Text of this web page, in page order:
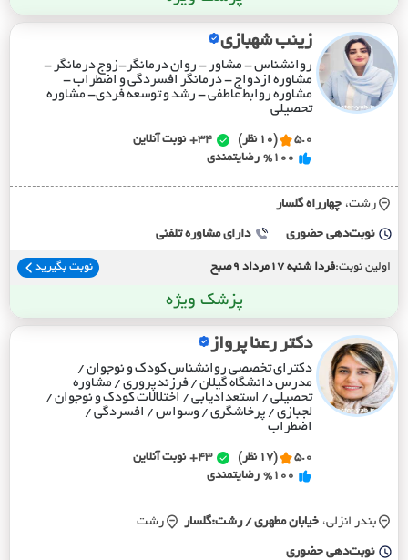
زینب شهبازی
روانشناس - مشاور - روان درمانگر-زوج درمانگر -
مشاوره ازدواج - درمانگر افسردگی و اضطراب -
مشاوره روابط عاطفی - رشد و توسعه فردی- مشاوره
تحصیلی
5.0 (10 نظر) 34+
نوبت آنلاین
%100 رضایتمندی
رشت، چهارراه گلسار
نوبت‌دهی حضوری دارای مشاوره تلفنی
اولین نوبت:فردا شنبه 17مرداد 9صبح نوبت بگیرید
پزشک ویژه
دکتر رعنا پرواز
دکترای تخصصی روانشناس کودک و نوجوان /
مدرس دانشگاه گیلان / فرزندپروری / مشاوره
تحصیلی / استعدادیابی / اختلالات کودک و نوجوان /
لجبازی / پرخاشگری / وسواس / افسردگی /
اضطراب
5.0 (17 نظر) 43+
نوبت آنلاین
%100 رضایتمندی
بندر انزلی، خيابان مطهري / رشت:گلسار رشت
نوبت‌دهی حضوری